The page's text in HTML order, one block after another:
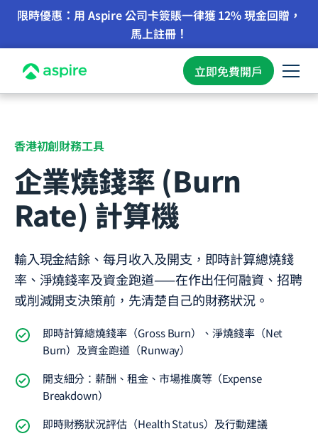
限時優惠：用 Aspire 公司卡簽賬一律獲 12% 現金回贈，
馬上註冊！
立即免費開戶
香港初創財務工具
企業燒錢率 (Burn
Rate) 計算機
輸入現金結餘、每月收入及開支，即時計算總燒錢
率、淨燒錢率及資金跑道——在作出任何融資、招聘
或削減開支決策前，先清楚自己的財務狀況。
即時計算總燒錢率（Gross Burn）、淨燒錢率（Net
Burn）及資金跑道（Runway）
開支細分：薪酬、租金、市場推廣等（Expense
Breakdown）
即時財務狀況評估（Health Status）及行動建議